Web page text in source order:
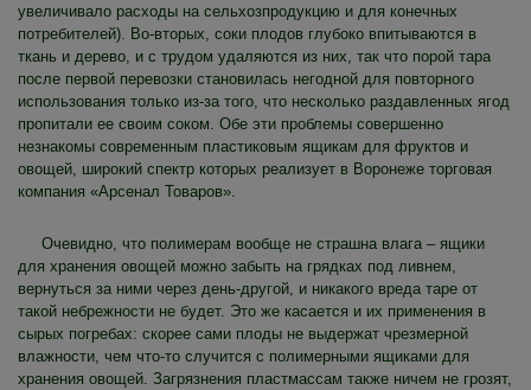
увеличивало расходы на сельхозпродукцию и для конечных
потребителей). Во-вторых, соки плодов глубоко впитываются в
ткань и дерево, и с трудом удаляются из них, так что порой тара
после первой перевозки становилась негодной для повторного
использования только из-за того, что несколько раздавленных ягод
пропитали ее своим соком. Обе эти проблемы совершенно
незнакомы современным пластиковым ящикам для фруктов и
овощей, широкий спектр которых реализует в Воронеже торговая
компания «Арсенал Товаров».
Очевидно, что полимерам вообще не страшна влага – ящики
для хранения овощей можно забыть на грядках под ливнем,
вернуться за ними через день-другой, и никакого вреда таре от
такой небрежности не будет. Это же касается и их применения в
сырых погребах: скорее сами плоды не выдержат чрезмерной
влажности, чем что-то случится с полимерными ящиками для
хранения овощей. Загрязнения пластмассам также ничем не грозят,